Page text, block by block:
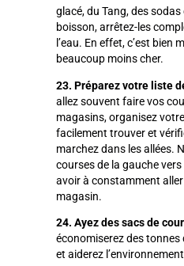
glacé, du Tang, des
boisson, arrêtez-les
l’eau. En effet, c’est bien
beaucoup moins cher.
23. Préparez votre liste
allez souvent faire vos
magasins, organisez
facilement trouver et
marchez dans les allées.
courses de la gauche
avoir à constamment
magasin.
24. Ayez des sacs de
économiserez des tonnes
et aiderez